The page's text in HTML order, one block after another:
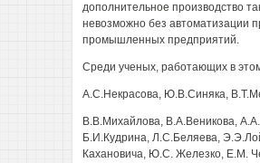
дополнительное производство
невозможно без автоматизации
промышленных предприятий.
Среди ученых, работающих в
A.С.Некрасова, Ю.В.Синяка,
B.В.Михайлова, В.А.Веникова,
Б.И.Кудрина, Л.С.Беляева,
Кахановича, Ю.С. Железко, Е.М.